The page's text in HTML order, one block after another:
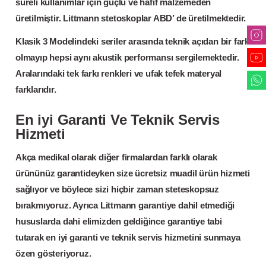
süreli kullanımlar için güçlü ve hafif malzemeden
üretilmiştir. Littmann stetoskoplar ABD’ de üretilmektedir.
Klasik 3 Modelindeki seriler arasında teknik açıdan bir fark
olmayıp hepsi aynı akustik performansı sergilemektedir.
Aralarındaki tek farkı renkleri ve ufak tefek materyal
farklarıdır.
En iyi Garanti Ve Teknik Servis
Hizmeti
Akça medikal olarak diğer firmalardan farklı olarak
ürününüz garantideyken size ücretsiz muadil ürün hizmeti
sağlıyor ve böylece sizi hiçbir zaman steteskopsuz
bırakmıyoruz. Ayrıca Littmann garantiye dahil etmediği
hususlarda dahi elimizden geldiğince garantiye tabi
tutarak en iyi garanti ve teknik servis hizmetini sunmaya
özen gösteriyoruz.